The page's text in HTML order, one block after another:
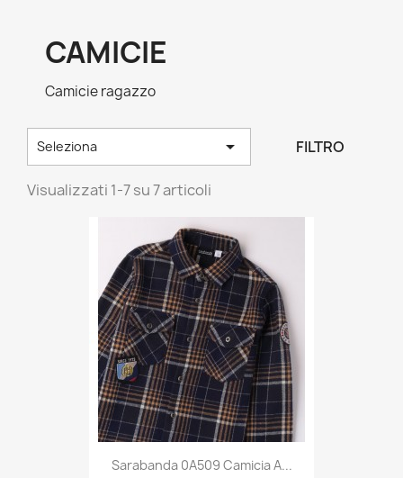
CAMICIE
Camicie ragazzo
Seleziona  FILTRO
Visualizzati 1-7 su 7 articoli
Sarabanda 0A509 Camicia A...